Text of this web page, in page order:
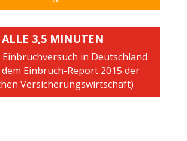
ALLE 3,5 MINUTEN
in Deutschland
Einbruch-Report 2015 der
Versicherungswirtschaft)